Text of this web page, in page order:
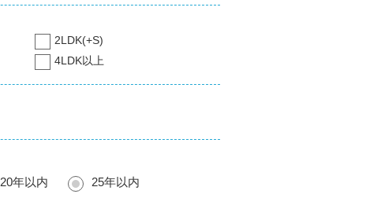
2LDK(+S)
4LDK以上
20年以内
25年以内